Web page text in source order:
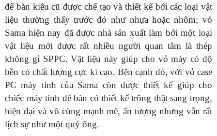
để bàn kiểu cũ được chế tạo và thiết kế bới các loại vật
liệu thường thấy trước đó như nhựa hoặc nhôm; vỏ
Sama hiện nay đã được nhà sản xuất làm bởi một loại
vật liệu mới được rất nhiều người quan tâm là thép
không gỉ SPPC. Vật liệu này giúp cho vỏ máy có độ
bền có chất lượng cực kì cao. Bên cạnh đó, với vỏ case
PC máy tính của Sama còn được thiết kế giúp cho
chiếc máy tính để bàn có thiết kế trông thật sang trọng,
hiện đại và vô cùng mạnh mẽ, ấn tượng nhưng vẫn rất
lịch sự như một quý ông.